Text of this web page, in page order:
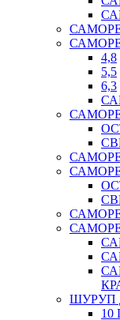
4,8
5,5
6,3
ШУРУП
10